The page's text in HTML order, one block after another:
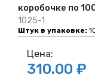
коробочке по
1025-1
Штук в упаковке:
Цена:
310.00 ₽